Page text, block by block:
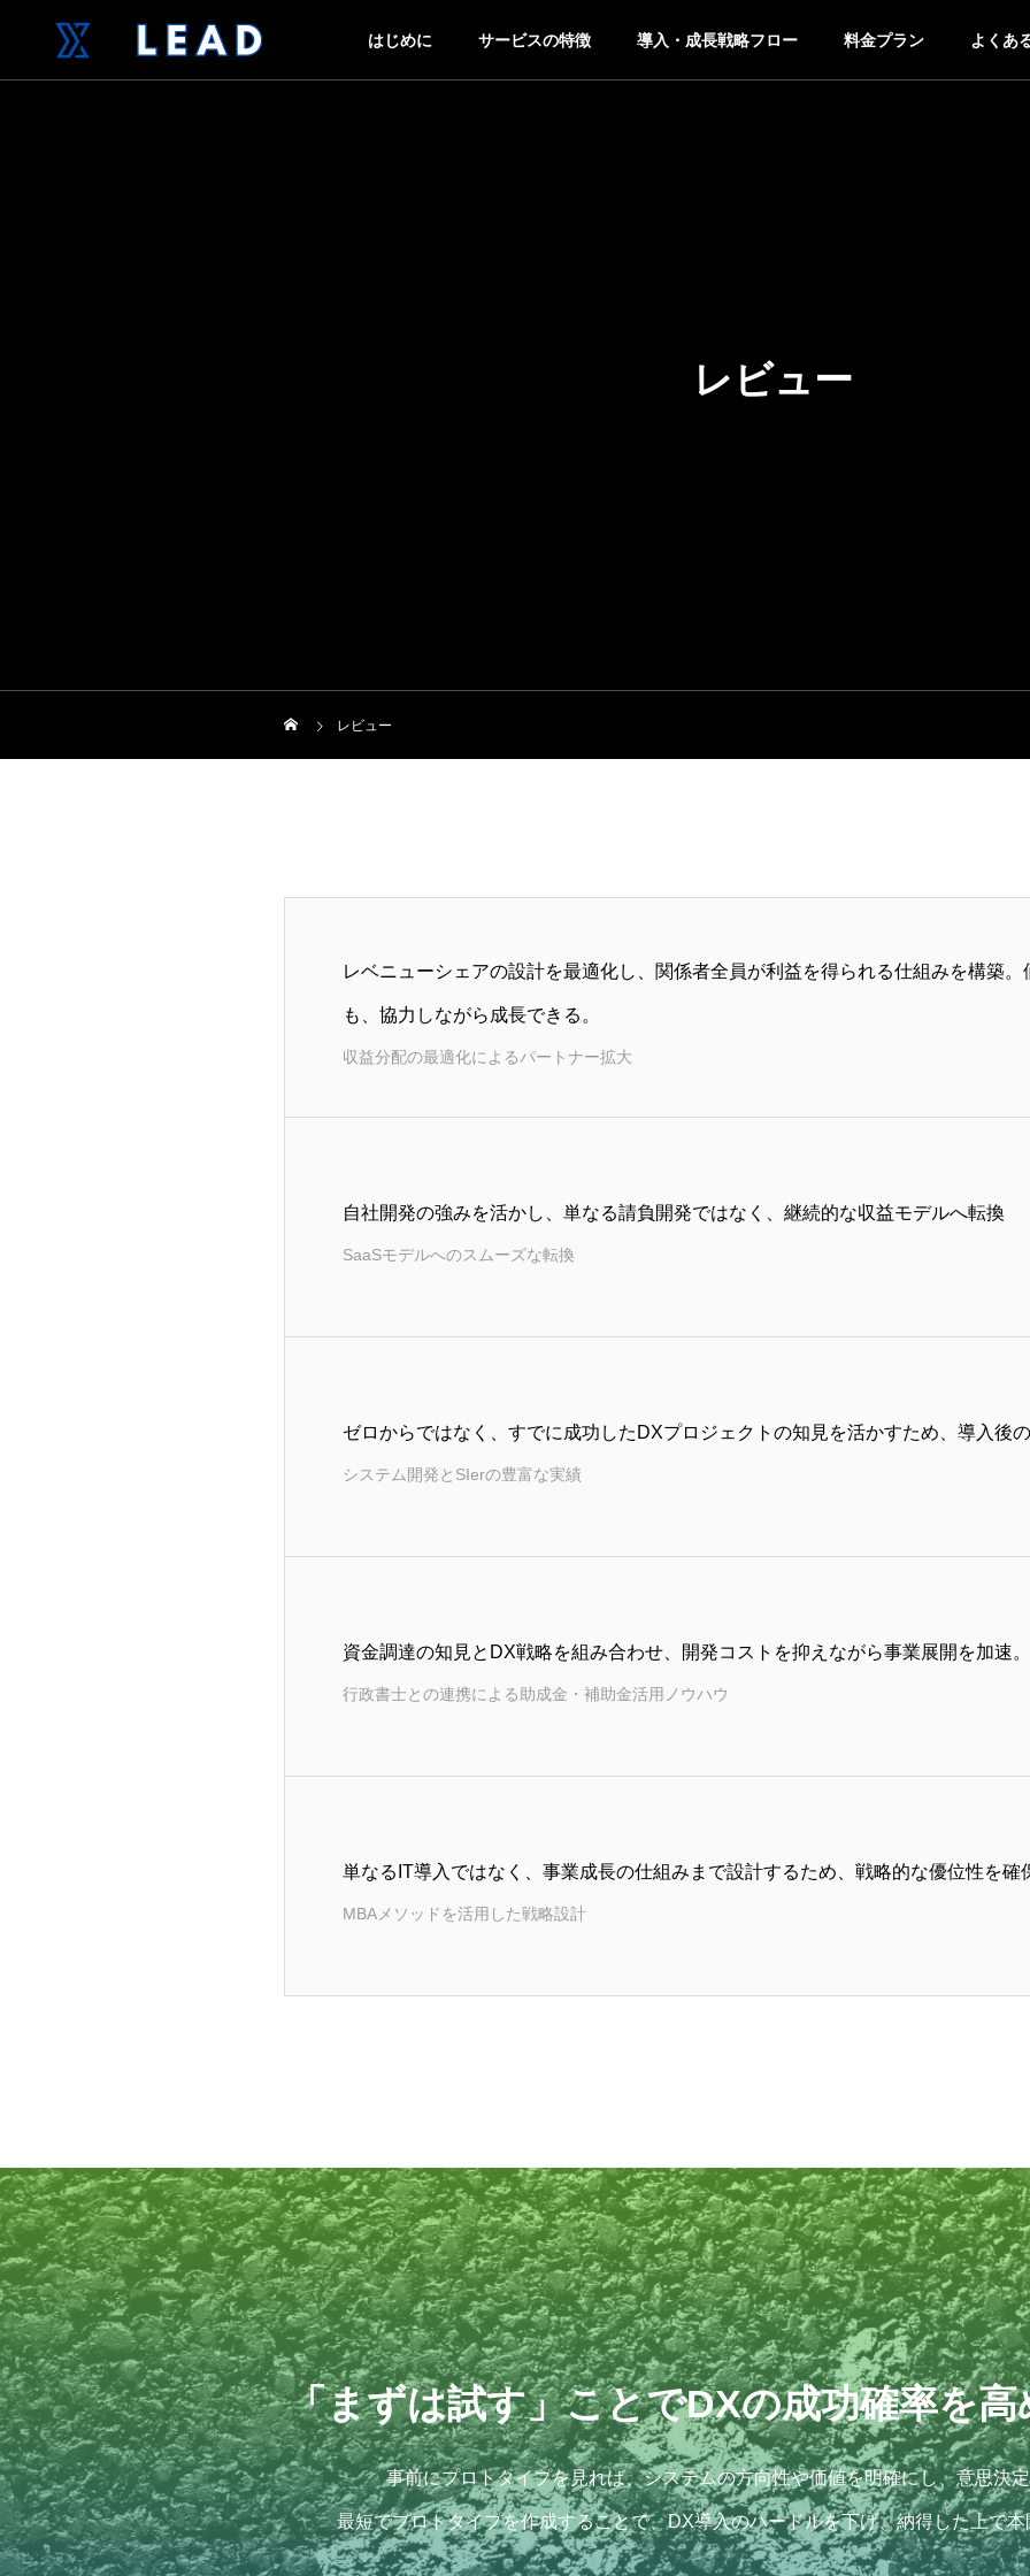
はじめに サービスの特徴 導入・成長戦略フロー 料金プラン よくあ
レビュー
レビュー
レベニューシェアの設計を最適化し、関係者全員が利益を得られる仕組みを構築。
も、協力しながら成長できる。
収益分配の最適化によるパートナー拡大
自社開発の強みを活かし、単なる請負開発ではなく、継続的な収益モデルへ転換
SaaSモデルへのスムーズな転換
ゼロからではなく、すでに成功したDXプロジェクトの知見を活かすため、導入後
システム開発とSIerの豊富な実績
資金調達の知見とDX戦略を組み合わせ、開発コストを抑えながら事業展開を加速。
行政書士との連携による助成金・補助金活用ノウハウ
単なるIT導入ではなく、事業成長の仕組みまで設計するため、戦略的な優位性を確
MBAメソッドを活用した戦略設計
「まずは試す」ことでDXの成功確率を
事前にプロトタイプを見れば、システムの方向性や価値を明確にし、意思決
最短でプロトタイプを作成することで、DX導入のハードルを下げ、納得した上で